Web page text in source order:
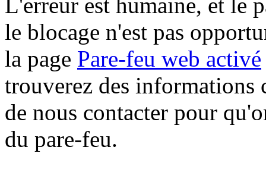
L'erreur est humaine, et le
le blocage n'est pas
la page Pare-feu web activé
trouverez des informations
de nous contacter pour
du pare-feu.